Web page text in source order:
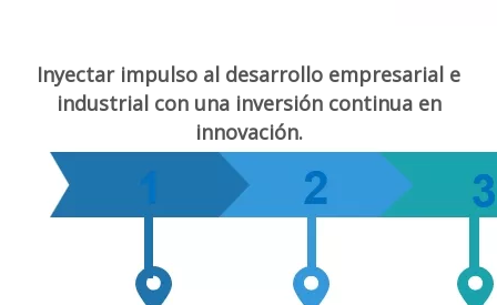
Inyectar impulso al desarrollo empresarial e
industrial con una inversión continua en
innovación.